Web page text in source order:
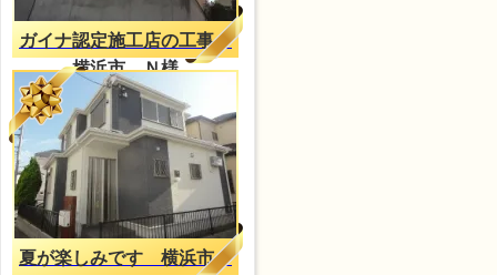
ガイナ認定施工店の工事
横浜市 Ｎ様
夏が楽しみです 横浜市